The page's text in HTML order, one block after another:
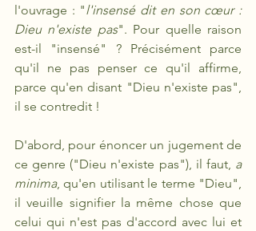
l'ouvrage : "l'insensé dit en son cœur :
Dieu n'existe pas". Pour quelle raison
est-il "insensé" ? Précisément parce
qu'il ne pas penser ce qu'il affirme,
parce qu'en disant "Dieu n'existe pas",
il se contredit !
D'abord, pour énoncer un jugement de
ce genre ("Dieu n'existe pas"), il faut, a
minima, qu'en utilisant le terme "Dieu",
il veuille signifier la même chose que
celui qui n'est pas d'accord avec lui et